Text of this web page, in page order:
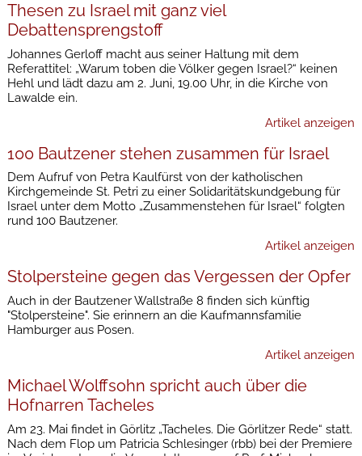
Thesen zu Israel mit ganz viel
Debattensprengstoff
Johannes Gerloff macht aus seiner Haltung mit dem
Referattitel: „Warum toben die Völker gegen Israel?“ keinen
Hehl und lädt dazu am 2. Juni, 19.00 Uhr, in die Kirche von
Lawalde ein.
Artikel anzeigen
100 Bautzener stehen zusammen für Israel
Dem Aufruf von Petra Kaulfürst von der katholischen
Kirchgemeinde St. Petri zu einer Solidaritätskundgebung für
Israel unter dem Motto „Zusammenstehen für Israel“ folgten
rund 100 Bautzener.
Artikel anzeigen
Stolpersteine gegen das Vergessen der Opfer
Auch in der Bautzener Wallstraße 8 finden sich künftig
"Stolpersteine". Sie erinnern an die Kaufmannsfamilie
Hamburger aus Posen.
Artikel anzeigen
Michael Wolffsohn spricht auch über die
Hofnarren Tacheles
Am 23. Mai findet in Görlitz „Tacheles. Die Görlitzer Rede“ statt.
Nach dem Flop um Patricia Schlesinger (rbb) bei der Premiere